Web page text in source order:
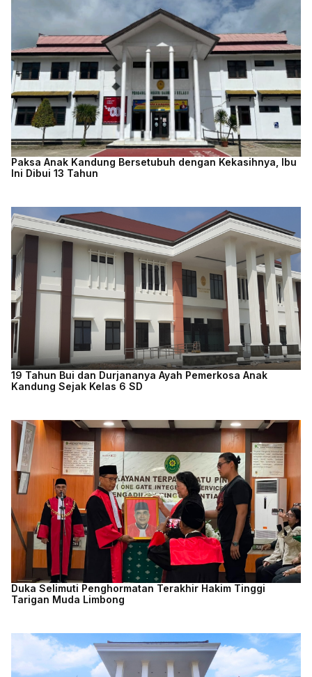
Paksa Anak Kandung Bersetubuh dengan Kekasihnya, Ibu
Ini Dibui 13 Tahun
19 Tahun Bui dan Durjananya Ayah Pemerkosa Anak
Kandung Sejak Kelas 6 SD
Duka Selimuti Penghormatan Terakhir Hakim Tinggi
Tarigan Muda Limbong